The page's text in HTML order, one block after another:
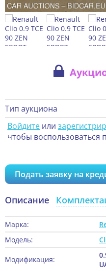
Тип аукциона
Войдите или
чтобы воспользоваться
Подать заявку на
Описание
Марка:
Модель:
Модификация: